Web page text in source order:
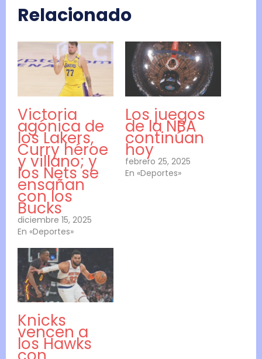
Relacionado
Victoria
agónica de
los Lakers,
Curry héroe
y villano; y
los Nets se
ensañan
con los
Bucks
diciembre 15, 2025
En «Deportes»
Los juegos
de la NBA
continúan
hoy
febrero 25, 2025
En «Deportes»
Knicks
vencen a
los Hawks